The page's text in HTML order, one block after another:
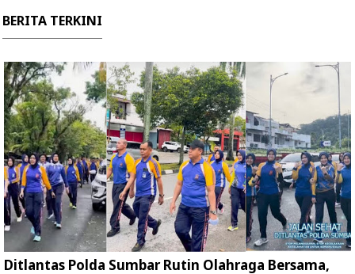
BERITA TERKINI
Ditlantas Polda Sumbar Rutin Olahraga Bersama,